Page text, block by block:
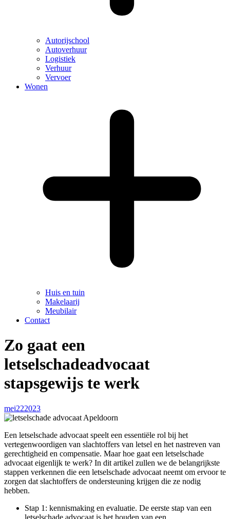
Autorijschool
Autoverhuur
Logistiek
Verhuur
Vervoer
Wonen
Huis en tuin
Makelaarij
Meubilair
Contact
Zo gaat een
letselschadeadvocaat
stapsgewijs te werk
mei222023
Een letselschade advocaat speelt een essentiële rol bij het
vertegenwoordigen van slachtoffers van letsel en het nastreven van
gerechtigheid en compensatie. Maar hoe gaat een letselschade
advocaat eigenlijk te werk? In dit artikel zullen we de belangrijkste
stappen verkennen die een letselschade advocaat neemt om ervoor te
zorgen dat slachtoffers de ondersteuning krijgen die ze nodig
hebben.
Stap 1: kennismaking en evaluatie. De eerste stap van een
letselschade advocaat is het houden van een